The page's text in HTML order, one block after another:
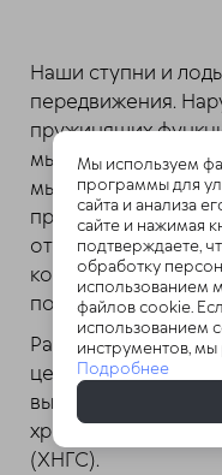
Наши ступни и
передвижения.
пружинящих
мышечным
мышц перегружена
противоположная
отрицательно
коленного,
позвоночника.
Разносторонний
центре доктора
высокую
хронической
(ХНГС).
Мы используем
программы для
сайта и анализа
сайте и нажимая
подтверждаете,
обработку
использованием
файлов cookie.
использованием
инструментов,
Подробнее